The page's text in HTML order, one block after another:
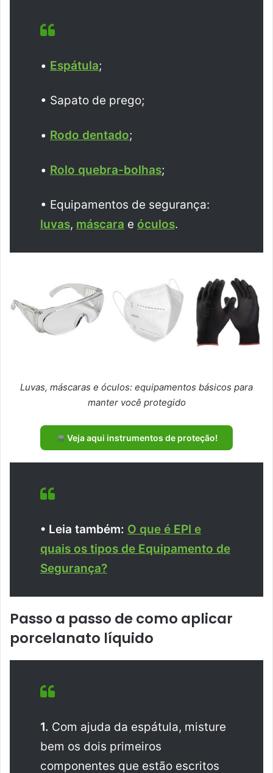
• Espátula;
• Sapato de prego;
• Rodo dentado;
• Rolo quebra-bolhas;
• Equipamentos de segurança:
luvas, máscara e óculos.
Luvas, máscaras e óculos: equipamentos básicos para
manter você protegido
Veja aqui instrumentos de proteção!
• Leia também: O que é EPI e
quais os tipos de Equipamento de
Segurança?
Passo a passo de como aplicar
porcelanato líquido
1. Com ajuda da espátula, misture
bem os dois primeiros
componentes que estão escritos